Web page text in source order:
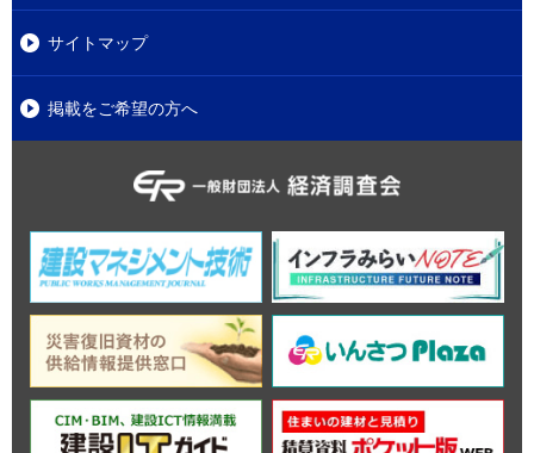
サイトマップ
掲載をご希望の方へ